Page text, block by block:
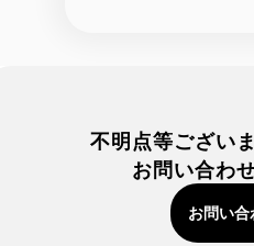
不明点等ござい
お問い合わ
お問い合